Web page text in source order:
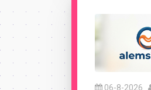
06-8-2026